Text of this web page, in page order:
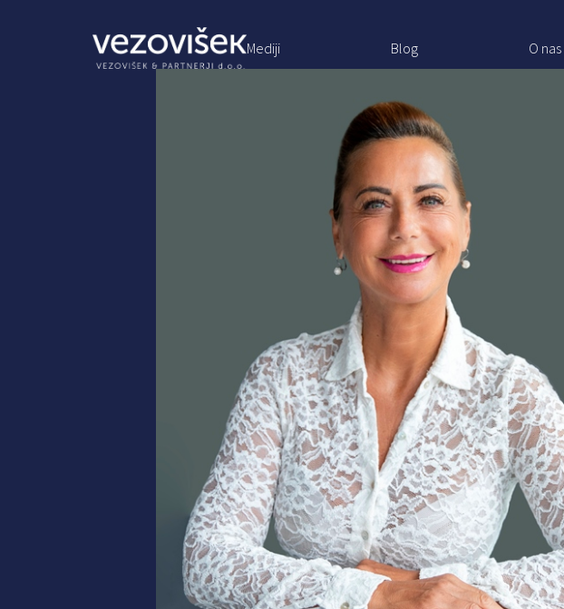
Mediji Blog O nas